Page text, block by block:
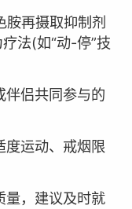
再摄取抑制剂
法(如“动-停”技
侣共同参与的
运动、戒烟限
，建议及时就